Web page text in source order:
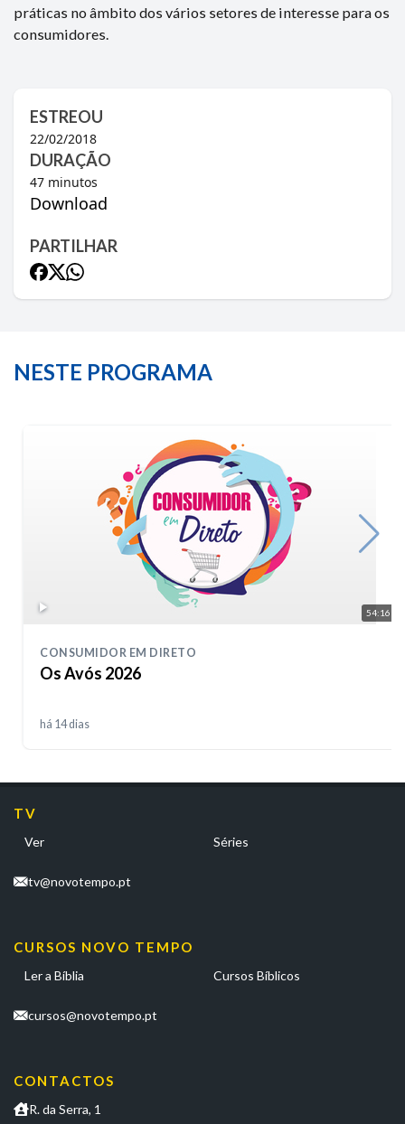
práticas no âmbito dos vários setores de interesse para os
consumidores.
ESTREOU
22/02/2018
DURAÇÃO
47 minutos
Download
PARTILHAR
NESTE PROGRAMA
54:16
CONSUMIDOR EM DIRETO
Os Avós 2026
há 14 dias
TV
Ver Séries
tv@novotempo.pt
CURSOS NOVO TEMPO
Ler a Bíblia Cursos Bíblicos
cursos@novotempo.pt
CONTACTOS
R. da Serra, 1